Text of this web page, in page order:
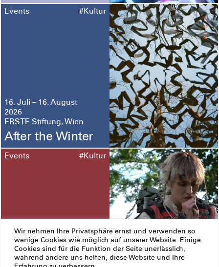
Wir nehmen Ihre Privatsphäre ernst und verwenden so
wenige Cookies wie möglich auf unserer Website. Einige
Cookies sind für die Funktion der Seite unerlässlich,
während andere uns helfen, diese Website und Ihre
Events #Kultur
16. Juli – 16. August
2026
ERSTE Stiftung, Wien
After the Winter
Events #Kultur
12. Juni – 13. September
2026
Prague und Pardubice